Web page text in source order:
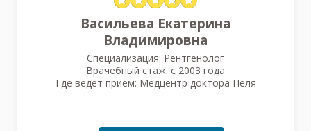
Васильева Екатерина
Владимировна
Специализация: Рентгенолог
Врачебный стаж: с 2003 года
Где ведет прием: Медцентр доктора Пеля